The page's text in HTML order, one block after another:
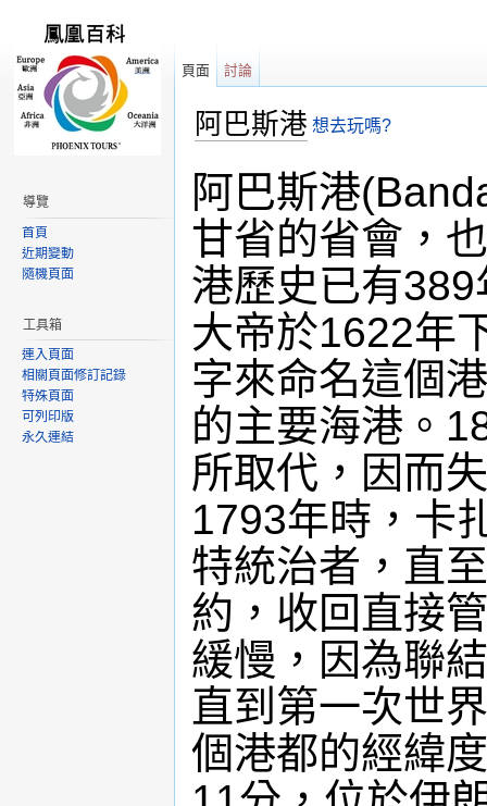
阿巴斯港 想去玩嗎?
阿巴斯港
甘省的省會，
港歷史已有
大帝於1622年
字來命名這個
的主要海港。
所取代，因而
1793年時，卡
特統治者，直
約，收回直接
緩慢，因為聯
直到第一次世
個港都的經緯
頁面 討論
導覽
首頁
近期變動
隨機頁面
工具箱
連入頁面
相關頁面修訂記錄
特殊頁面
可列印版
永久連結